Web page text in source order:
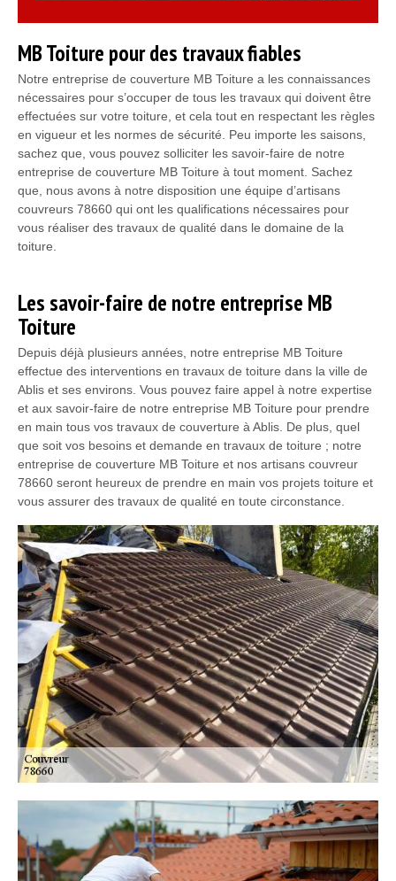
MB Toiture pour des travaux fiables
Notre entreprise de couverture MB Toiture a les connaissances
nécessaires pour s’occuper de tous les travaux qui doivent être
effectuées sur votre toiture, et cela tout en respectant les règles
en vigueur et les normes de sécurité. Peu importe les saisons,
sachez que, vous pouvez solliciter les savoir-faire de notre
entreprise de couverture MB Toiture à tout moment. Sachez
que, nous avons à notre disposition une équipe d’artisans
couvreurs 78660 qui ont les qualifications nécessaires pour
vous réaliser des travaux de qualité dans le domaine de la
toiture.
Les savoir-faire de notre entreprise MB
Toiture
Depuis déjà plusieurs années, notre entreprise MB Toiture
effectue des interventions en travaux de toiture dans la ville de
Ablis et ses environs. Vous pouvez faire appel à notre expertise
et aux savoir-faire de notre entreprise MB Toiture pour prendre
en main tous vos travaux de couverture à Ablis. De plus, quel
que soit vos besoins et demande en travaux de toiture ; notre
entreprise de couverture MB Toiture et nos artisans couvreur
78660 seront heureux de prendre en main vos projets toiture et
vous assurer des travaux de qualité en toute circonstance.